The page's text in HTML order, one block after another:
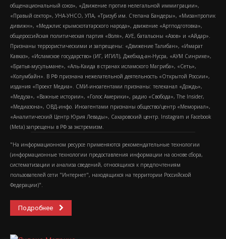
общенациональный союз», «Движение против нелегальной иммиграции»,
«Правый сектор», УНА-УНСО, УПА, «Тризуб им. Степана Бандеры», «Мизантропик
дивижн», «Меджлис крымскотатарского народа», движение «Артподготовка»,
общероссийская политическая партия «Воля», АУЕ, батальоны «Азов» и «Айдар».
Признаны террористическими и запрещены: «Движение Талибан», «Имарат
Кавказ», «Исламское государство» (ИГ, ИГИЛ), Джебхад-ан-Нусра, «АУМ Синрике»,
«Братья-мусульмане», «Аль-Каида в странах исламского Магриба», «Сеть»,
«Колумбайн». В РФ признана нежелательной деятельность «Открытой России»,
издания «Проект Медиа». СМИ-иноагентами признаны: телеканал «Дождь»,
«Медуза», «Важные истории», «Голос Америки», радио «Свобода», The Insider,
«Медиазона», ОВД-инфо. Иноагентами признаны общество/центр «Мемориал»,
«Аналитический Центр Юрия Левады», Сахаровский центр. Instagram и Facebook
(Metа) запрещены в РФ за экстремизм.
"На информационном ресурсе применяются рекомендательные технологии
(информационные технологии предоставления информации на основе сбора,
систематизации и анализа сведений, относящихся к предпочтениям
пользователей сети "Интернет", находящихся на территории Российской
Федерации)".
Подробнее